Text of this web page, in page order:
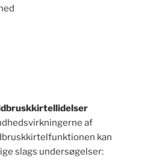
af
kan
slags undersøgelser: